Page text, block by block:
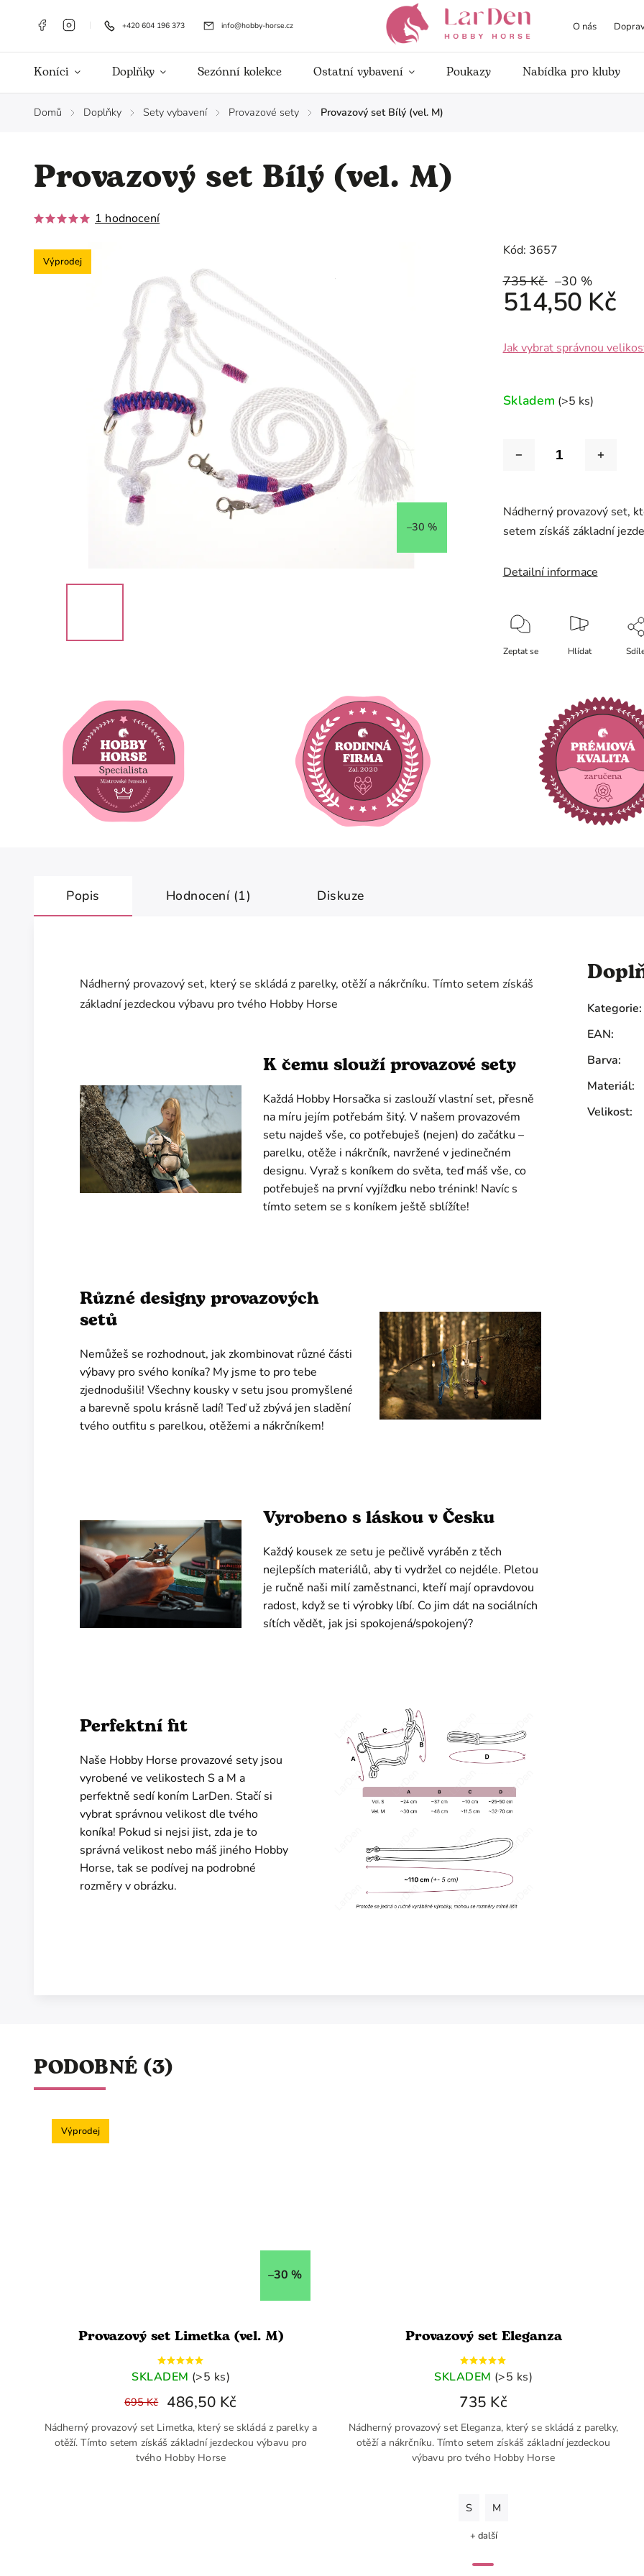
+420 604 196 373 info@hobby-horse.cz O nás
Koníci Doplňky Sezónní kolekce Ostatní vybavení Poukazy Nabídka pro kluby
Domů / Doplňky / Sety vybavení / Provazové sety / Provazový set Bílý (vel. M)
Provazový set Bílý (vel. M)
1 hodnocení
Výprodej
–30 %
Kód: 3657
735 Kč –30 %
514,50 Kč
Skladem (>5 ks)
Jak vybrat správnou
Nádherný provazový set,
setem získáš základní
Detailní informace
Zeptat se Hlídat
Popis Hodnocení (1) Diskuze
Nádherný provazový set, který se skládá z parelky, otěží a nákrčníku. Tímto setem získáš
základní jezdeckou výbavu pro tvého Hobby Horse
K čemu slouží provazové sety
Každá Hobby Horsačka si zaslouží vlastní set, přesně
na míru jejím potřebám šitý. V našem provazovém
setu najdeš vše, co potřebuješ (nejen) do začátku –
parelku, otěže i nákrčník, navržené v jedinečném
designu. Vyraž s koníkem do světa, teď máš vše, co
potřebuješ na první vyjížďku nebo trénink! Navíc s
tímto setem se s koníkem ještě sblížíte!
Různé designy provazových
setů
Nemůžeš se rozhodnout, jak zkombinovat různé části
výbavy pro svého koníka? My jsme to pro tebe
zjednodušili! Všechny kousky v setu jsou promyšlené
a barevně spolu krásně ladí! Teď už zbývá jen sladění
tvého outfitu s parelkou, otěžemi a nákrčníkem!
Vyrobeno s láskou v Česku
Každý kousek ze setu je pečlivě vyráběn z těch
nejlepších materiálů, aby ti vydržel co nejdéle. Pletou
je ručně naši milí zaměstnanci, kteří mají opravdovou
radost, když se ti výrobky líbí. Co jim dát na sociálních
sítích vědět, jak jsi spokojená/spokojený?
Perfektní fit
Naše Hobby Horse provazové sety jsou
vyrobené ve velikostech S a M a
perfektně sedí koním LarDen. Stačí si
vybrat správnou velikost dle tvého
koníka! Pokud si nejsi jist, zda je to
správná velikost nebo máš jiného Hobby
Horse, tak se podívej na podrobné
rozměry v obrázku.
Kategorie:
EAN:
Barva:
Materiál:
Velikost:
PODOBNÉ (3)
Výprodej
–30 %
Provazový set Limetka (vel. M)
SKLADEM (>5 ks)
695 Kč 486,50 Kč
Nádherný provazový set Limetka, který se skládá z parelky a
otěží. Tímto setem získáš základní jezdeckou výbavu pro
tvého Hobby Horse
Provazový set Eleganza
SKLADEM (>5 ks)
735 Kč
Nádherný provazový set Eleganza, který se skládá z parelky,
otěží a nákrčníku. Tímto setem získáš základní jezdeckou
výbavu pro tvého Hobby Horse
S M
+ další